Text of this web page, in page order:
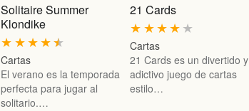
Solitaire Summer
Klondike
★
★
★
★
★
Cartas
El verano es la temporada
perfecta para jugar al
solitario.…
21 Cards
★
★
★
★
★
Cartas
21 Cards es un divertido y
adictivo juego de cartas
estilo…